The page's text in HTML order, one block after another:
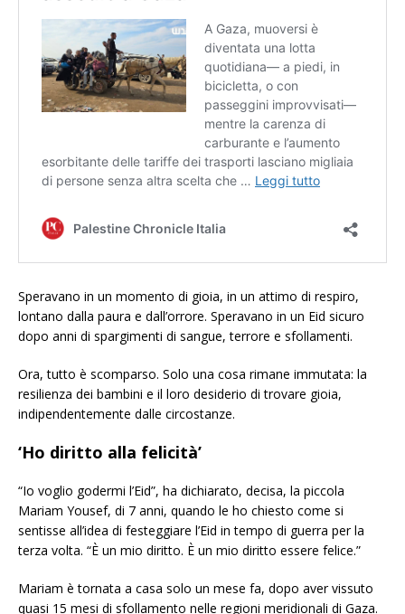
Speravano in un momento di gioia, in un attimo di respiro,
lontano dalla paura e dall’orrore. Speravano in un Eid sicuro
dopo anni di spargimenti di sangue, terrore e sfollamenti.
Ora, tutto è scomparso. Solo una cosa rimane immutata: la
resilienza dei bambini e il loro desiderio di trovare gioia,
indipendentemente dalle circostanze.
‘Ho diritto alla felicità’
“Io voglio godermi l’Eid”, ha dichiarato, decisa, la piccola
Mariam Yousef, di 7 anni, quando le ho chiesto come si
sentisse all’idea di festeggiare l’Eid in tempo di guerra per la
terza volta. “È un mio diritto. È un mio diritto essere felice.”
Mariam è tornata a casa solo un mese fa, dopo aver vissuto
quasi 15 mesi di sfollamento nelle regioni meridionali di Gaza.